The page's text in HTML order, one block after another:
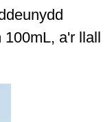
a'r llall